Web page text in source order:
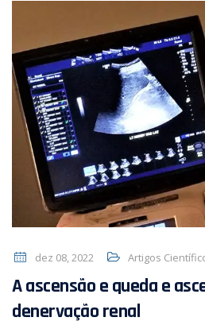
dez 08, 2022 Artigos
A ascensão e queda e
denervação renal